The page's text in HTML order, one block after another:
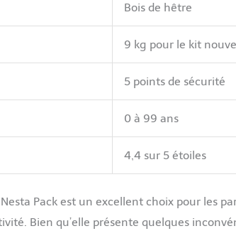
Bois de hêtre
9 kg pour le kit
5 points de sécurité
0 à 99 ans
4,4 sur 5 étoiles
Pack est un excellent choix pour les
Bien qu’elle présente quelques